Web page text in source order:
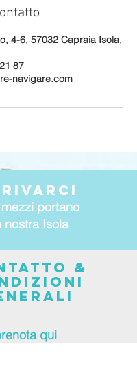
4-6, 57032 Capraia Isola,
87
navigare.com
portano
nostra Isola
&
qui